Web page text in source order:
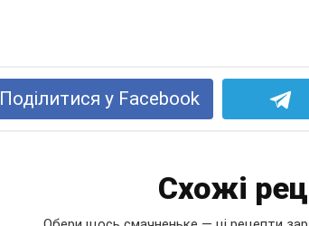
Поділитися у Facebook
Схожі